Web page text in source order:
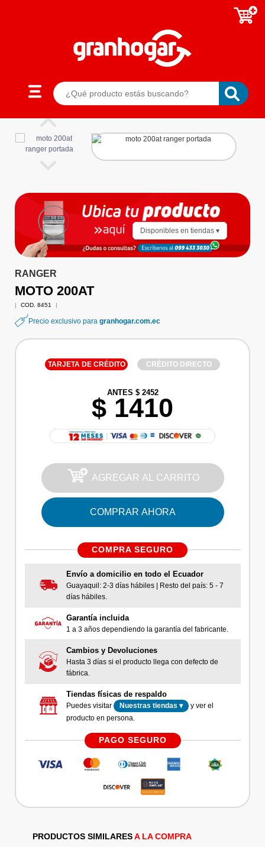
Disponibles en tiendas ▾
RANGER
MOTO 200AT
COD. 8451
Precio exclusivo para granhogar.com.ec
TARJETA DE CRÉDITO CRÉDITO DIRECTO
ANTES $ 2452
$ 1410
AGREGAR AL CARRITO
COMPRAR AHORA
COMPRA SEGURO
Envío a domicilio en todo el Ecuador
Guayaquil: 2-3 días hábiles | Resto del país: 5 - 7
días hábiles.
Garantía incluida
1 a 3 años dependiendo la garantía del fabricante.
Cambios y Devoluciones
Hasta 3 días si el producto llega con defecto de
fábrica.
Tiendas físicas de respaldo
Puedes visitar Nuestras tiendas ▾
y ver el
producto en persona.
PAGO SEGURO
PRODUCTOS SIMILARESA LA COMPRA